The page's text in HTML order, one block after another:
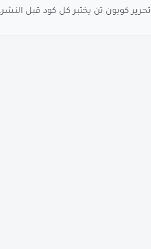
كوبون تن يختبر كل كود قبل النشر.